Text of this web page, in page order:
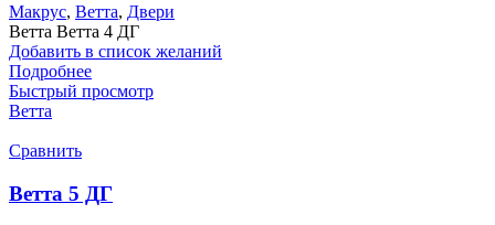
Макрус, Ветта, Двери
Ветта Ветта 4 ДГ
Добавить в список желаний
Подробнее
Быстрый просмотр
Ветта
Сравнить
Ветта 5 ДГ